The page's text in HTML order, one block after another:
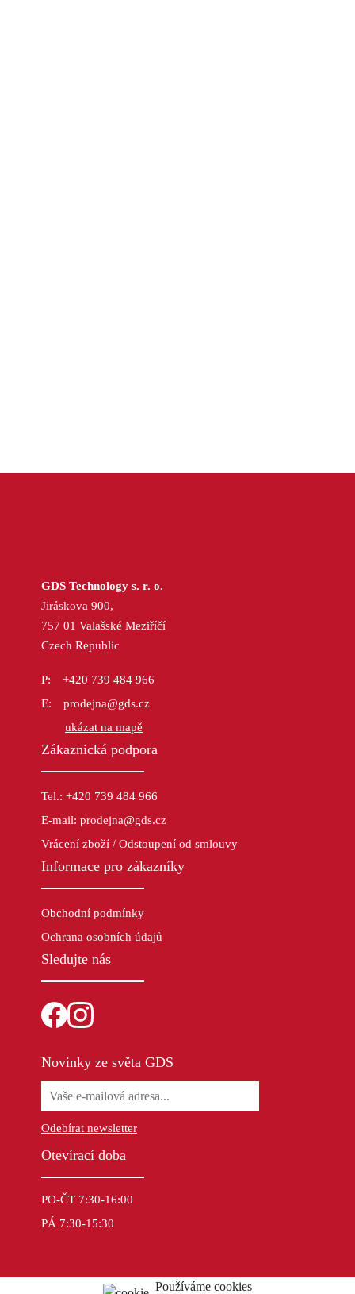
GDS Technology s. r. o.
Jiráskova 900,
757 01 Valašské Meziříčí
Czech Republic
+420 739 484 966
prodejna@gds.cz
ukázat na mapě
Zákaznická podpora
Tel.: +420 739 484 966
E-mail: prodejna@gds.cz
Vrácení zboží / Odstoupení od smlouvy
Informace pro zákazníky
Obchodní podmínky
Ochrana osobních údajů
Sledujte nás
Novinky ze světa GDS
Odebírat newsletter
Otevírací doba
PO-ČT 7:30-16:00
PÁ 7:30-15:30
Používáme cookies